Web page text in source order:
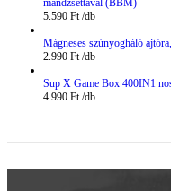
mandzsettával (BBM)
5.590 Ft
Mágneses szúnyogháló
2.990 Ft
Sup X Game Box 400IN1
4.990 Ft